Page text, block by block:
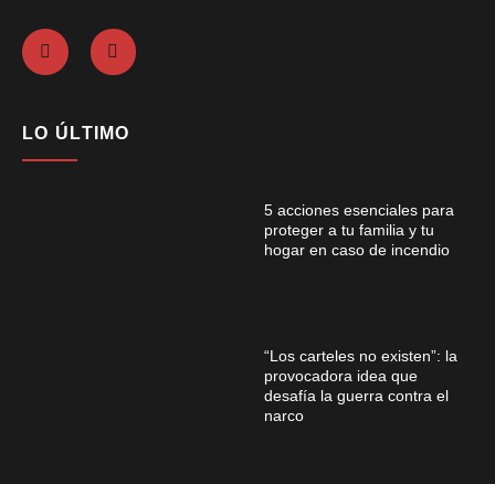
LO ÚLTIMO
5 acciones esenciales para
proteger a tu familia y tu
hogar en caso de incendio
“Los carteles no existen”: la
provocadora idea que
desafía la guerra contra el
narco